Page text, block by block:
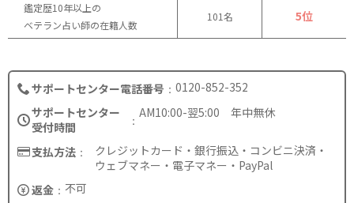
鑑定歴10年以上の
ベテラン占い師の在籍人数
101名 5位
サポートセンター電話番号
0120-852-352
サポートセンター
受付時間
AM10:00-翌5:00 年中無休
支払方法
クレジットカード・銀行振込・コンビニ決済・
ウェブマネー・電子マネー・PayPal
返金
不可